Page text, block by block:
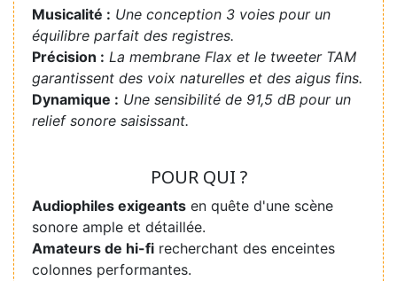
Musicalité : Une conception 3 voies pour un
équilibre parfait des registres.
Précision : La membrane Flax et le tweeter TAM
garantissent des voix naturelles et des aigus fins.
Dynamique : Une sensibilité de 91,5 dB pour un
relief sonore saisissant.
POUR QUI ?
Audiophiles exigeants en quête d'une scène
sonore ample et détaillée.
Amateurs de hi-fi recherchant des enceintes
colonnes performantes.